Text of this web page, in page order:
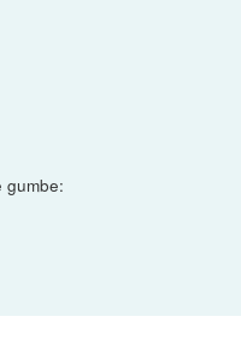
gumbe: